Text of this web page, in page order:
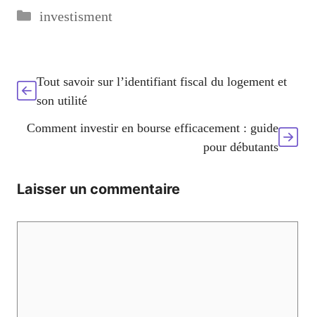
Catégories
investisment
Tout savoir sur l’identifiant fiscal du logement et
son utilité
Comment investir en bourse efficacement : guide
pour débutants
Laisser un commentaire